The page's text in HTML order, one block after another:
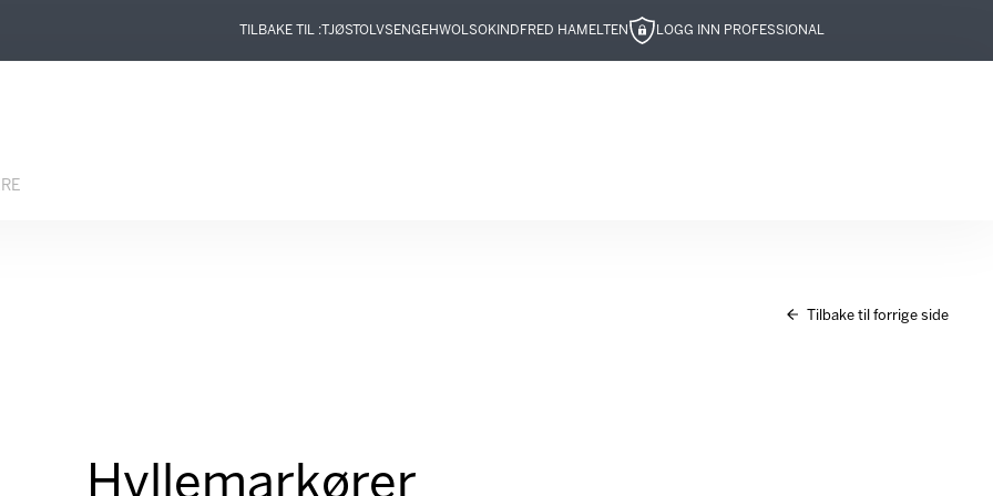
TILBAKE TIL : TJØSTOLVSENGEHWOL SOKIND FRED HAMELTEN LOGG INN PROFESSIONAL
Tilbake til forrige side
Hyllemarkører